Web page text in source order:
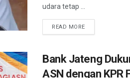
udara tetap ...
READ MOREDETAILS
Bank Jateng
ASN dengan KPR